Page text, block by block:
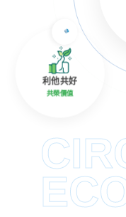
利他共好
共榮價值